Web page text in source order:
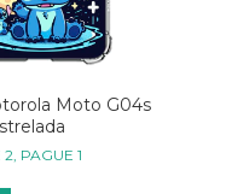
Moto G04s
2, PAGUE 1